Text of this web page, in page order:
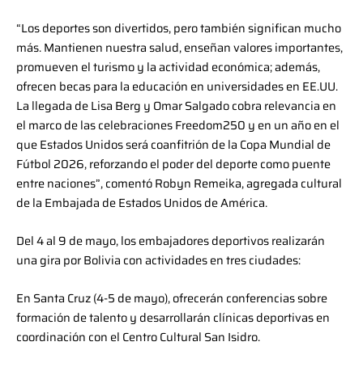
“Los deportes son divertidos, pero también significan mucho
más. Mantienen nuestra salud, enseñan valores importantes,
promueven el turismo y la actividad económica; además,
ofrecen becas para la educación en universidades en EE.UU.
La llegada de Lisa Berg y Omar Salgado cobra relevancia en
el marco de las celebraciones Freedom250 y en un año en el
que Estados Unidos será coanfitrión de la Copa Mundial de
Fútbol 2026, reforzando el poder del deporte como puente
entre naciones”, comentó Robyn Remeika, agregada cultural
de la Embajada de Estados Unidos de América.
Del 4 al 9 de mayo, los embajadores deportivos realizarán
una gira por Bolivia con actividades en tres ciudades:
En Santa Cruz (4-5 de mayo), ofrecerán conferencias sobre
formación de talento y desarrollarán clínicas deportivas en
coordinación con el Centro Cultural San Isidro.